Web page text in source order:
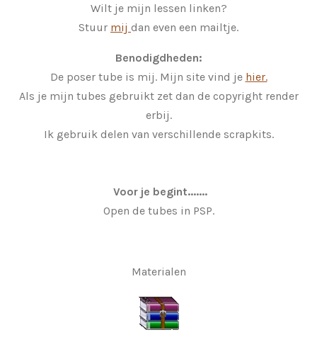
Wilt je mijn lessen linken?
Stuur mij dan even een mailtje.
Benodigdheden:
De poser tube is mij. Mijn site vind je hier.
Als je mijn tubes gebruikt zet dan de copyright render
erbij.
Ik gebruik delen van verschillende scrapkits.
Voor je begint.......
Open de tubes in PSP.
Materialen